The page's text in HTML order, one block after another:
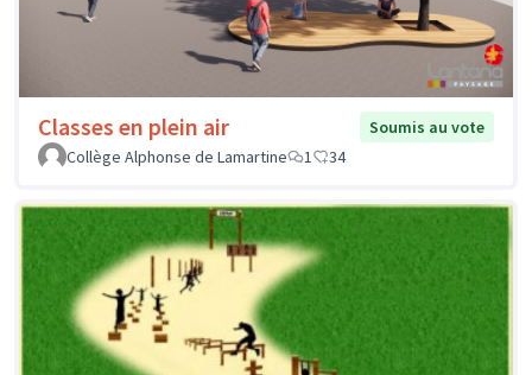
Classes en plein air
Soumis au vote
Collège Alphonse de Lamartine
1 34